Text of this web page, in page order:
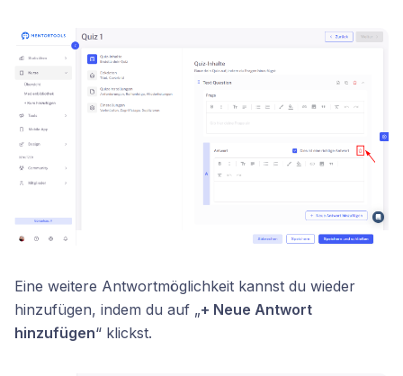
Eine weitere Antwortmöglichkeit kannst du wieder
hinzufügen, indem du auf „+ Neue Antwort
hinzufügen“ klickst.